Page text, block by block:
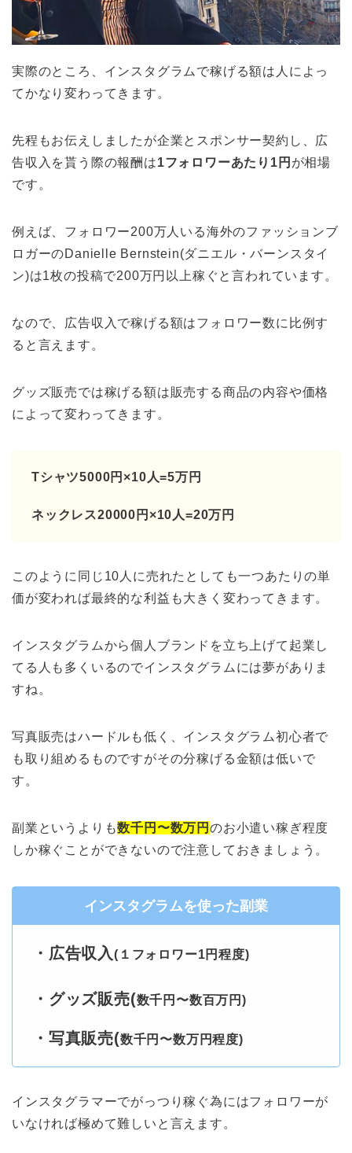
実際のところ、インスタグラムで稼げる額は人によっ
てかなり変わってきます。
先程もお伝えしましたが企業とスポンサー契約し、広
告収入を貰う際の報酬は1フォロワーあたり1円 が相場
です。
例えば、フォロワー200万人いる海外のファッションブ
ロガーのDanielle Bernstein(ダニエル・バーンスタイ
ン)は1枚の投稿で200万円以上稼ぐと言われています。
なので、広告収入で稼げる額はフォロワー数に比例す
ると言えます。
グッズ販売では稼げる額は販売する商品の内容や価格
によって変わってきます。
Tシャツ5000円×10人=5万円
ネックレス20000円×10人=20万円
このように同じ10人に売れたとしても一つあたりの単
価が変われば最終的な利益も大きく変わってきます。
インスタグラムから個人ブランドを立ち上げて起業し
てる人も多くいるのでインスタグラムには夢がありま
すね。
写真販売はハードルも低く、インスタグラム初心者で
も取り組めるものですがその分稼げる金額は低いで
す。
副業というよりも数千円〜数万円のお小遣い稼ぎ程度
しか稼ぐことができないので注意しておきましょう。
インスタグラムを使った副業
・ 広告収入(１フォロワー1円程度)
・グッズ販売(数千円〜数百万円)
・写真販売(数千円〜数万円程度)
インスタグラマーでがっつり稼ぐ為にはフォロワーが
いなければ極めて難しいと言えます。